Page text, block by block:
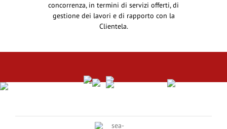
concorrenza, in termini di servizi offerti, di
gestione dei lavori e di rapporto con la
Clientela.